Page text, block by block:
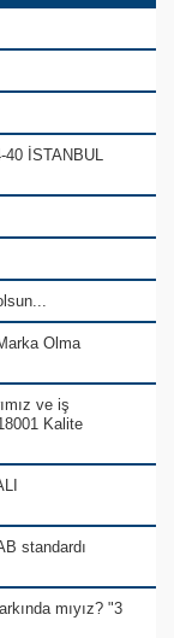
40 İSTANBUL
Olma
ve iş
Kalite
standardı
mıyız? "3